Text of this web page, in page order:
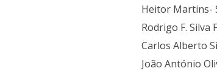
Heitor Martins-
Rodrigo F. Silva
Carlos Alberto
João António